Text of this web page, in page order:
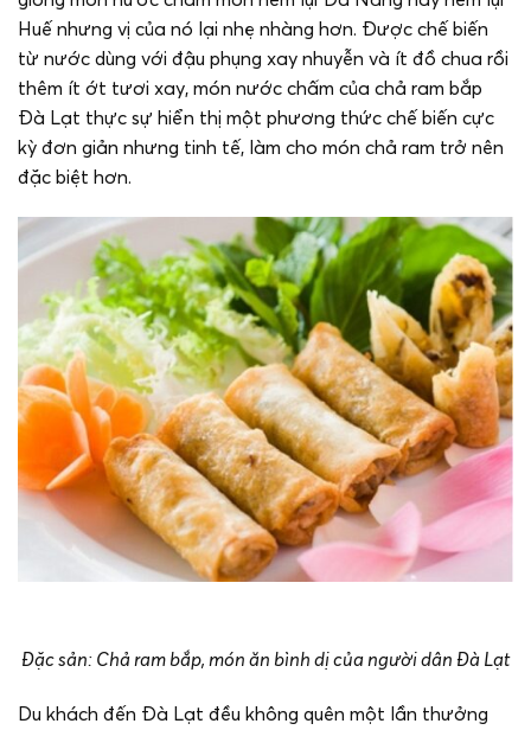
Huế nhưng vị của nó lại nhẹ nhàng hơn. Được chế biến
từ nước dùng với đậu phụng xay nhuyễn và ít đồ chua rồi
thêm ít ớt tươi xay, món nước chấm của chả ram bắp
Đà Lạt thực sự hiển thị một phương thức chế biến cực
kỳ đơn giản nhưng tinh tế, làm cho món chả ram trở nên
đặc biệt hơn.
Đặc sản: Chả ram bắp, món ăn bình dị của người dân Đà Lạt
Du khách đến Đà Lạt đều không quên một lần thưởng